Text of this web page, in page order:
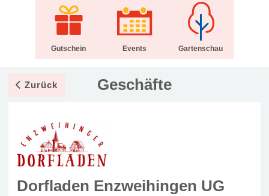
Gutschein Events Gartenschau
Zurück Geschäfte
Dorfladen Enzweihingen UG